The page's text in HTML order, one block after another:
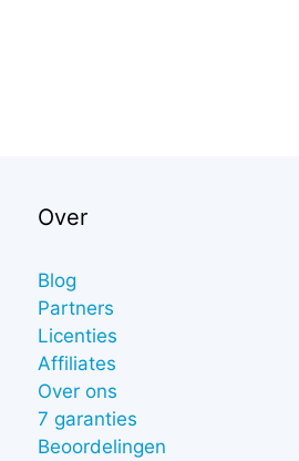
Over
Blog
Partners
Licenties
Affiliates
Over ons
7 garanties
Beoordelingen